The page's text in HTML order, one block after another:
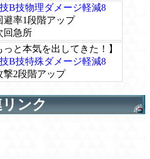
B技物理ダメージ軽減8
避率1段階アップ
回急所
っと本気を出してきた！】
B技特殊ダメージ軽減8
撃2段階アップ
ンク